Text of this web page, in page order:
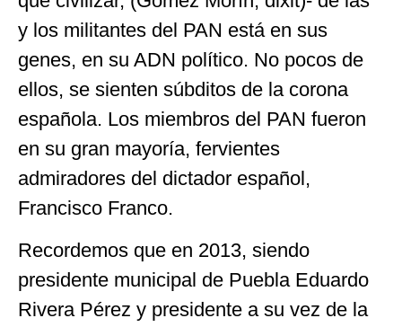
y los militantes del PAN está en sus
genes, en su ADN político. No pocos de
ellos, se sienten súbditos de la corona
española. Los miembros del PAN fueron
en su gran mayoría, fervientes
admiradores del dictador español,
Francisco Franco.
Recordemos que en 2013, siendo
presidente municipal de Puebla Eduardo
Rivera Pérez y presidente a su vez de la